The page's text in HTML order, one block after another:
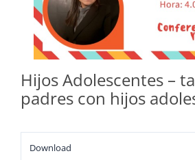
Hijos Adolescentes –
padres con hijos
Download